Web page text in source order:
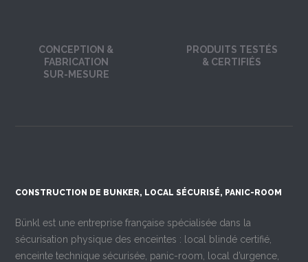
CONCEPTION &
FABRICATION
SUR-MESURE
PRODUITS TESTÉS
& CERTIFIÉS
CONSTRUCTION DE BUNKER, LOCAL SÉCURISÉ, PANIC-ROOM
Bünkl est une entreprise française spécialisée dans la
sécurisation physique des enceintes : local blindé certifié,
enceinte technique sécurisée, panic-room, local d’urgence,